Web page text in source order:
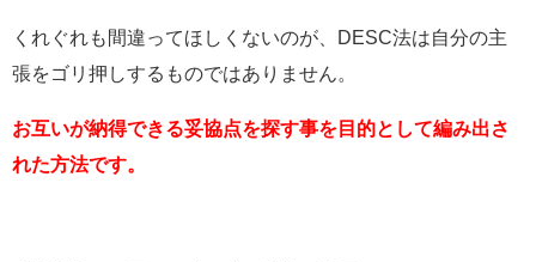
くれぐれも間違ってほしくないのが、DESC法は自分の主
張をゴリ押しするものではありません。
お互いが納得できる妥協点を探す事を目的として編み出さ
れた方法です。